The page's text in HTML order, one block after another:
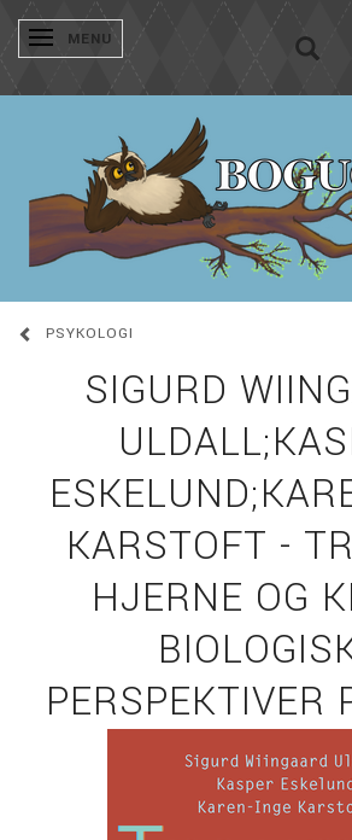
SKIFTE NAVIGATION
MENU
PSYKOLOGI
SIGURD
KARSTOFT -
HJERNE OG
PERSPEKTIVER